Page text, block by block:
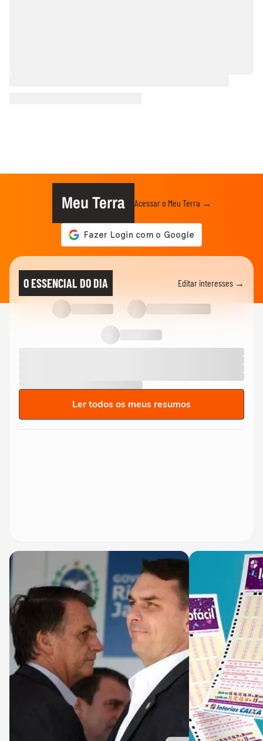
Meu Terra Acessar o Meu Terra →
O ESSENCIAL DO DIA Editar interesses →
Ler todos os meus resumos